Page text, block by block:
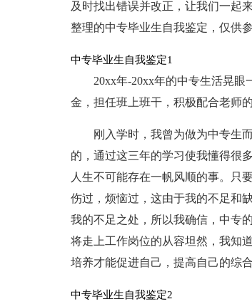
及时找出错误并改正，让我们一起
整理的中专毕业生自我鉴定，仅供
中专毕业生自我鉴定1
20xx年-20xx年的中专生活晃
金，担任班上班干，积极配合老师
刚入学时，我曾为做为中专生
的，通过这三年的学习使我懂得很
人生不可能存在一帆风顺的事。只
伤过，烦恼过，这由于我的不足和
我的不足之处，所以我确信，中专
将走上工作岗位的从容坦然，我知
培养才能促进自己，提高自己的综合
中专毕业生自我鉴定2